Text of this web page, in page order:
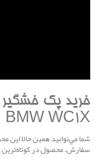
BMW WC1X
شما مي‌توانيد همين حالا اين
سفارش، محصول در